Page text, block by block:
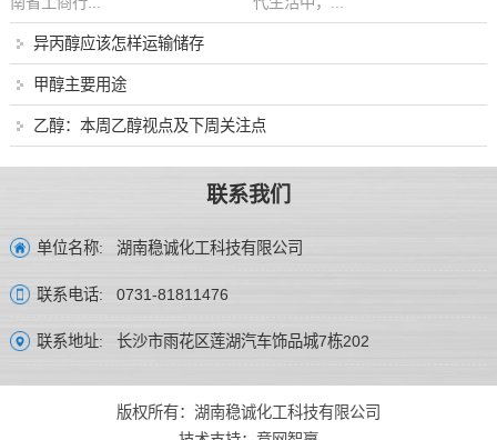
异丙醇应该怎样运输储存
甲醇主要用途
乙醇：本周乙醇视点及下周关注点
联系我们
单位名称: 湖南稳诚化工科技有限公司
联系电话: 0731-81811476
联系地址: 长沙市雨花区莲湖汽车饰品城7栋202
版权所有：湖南稳诚化工科技有限公司